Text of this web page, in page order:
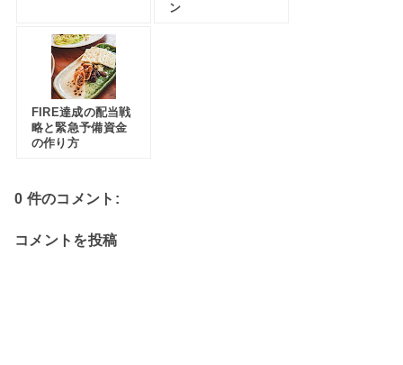
ン
FIRE達成の配当戦
略と緊急予備資金
の作り方
0 件のコメント:
コメントを投稿